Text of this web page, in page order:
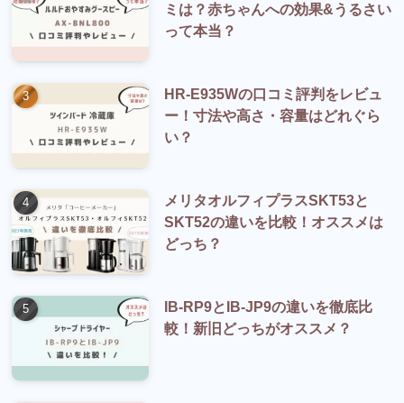
ミは？赤ちゃんへの効果&うるさい
って本当？
HR-E935Wの口コミ評判をレビュ
ー！寸法や高さ・容量はどれぐら
い？
メリタオルフィプラスSKT53と
SKT52の違いを比較！オススメは
どっち？
IB-RP9とIB-JP9の違いを徹底比
較！新旧どっちがオススメ？